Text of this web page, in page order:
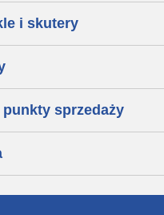
i skutery
punkty sprzedaży